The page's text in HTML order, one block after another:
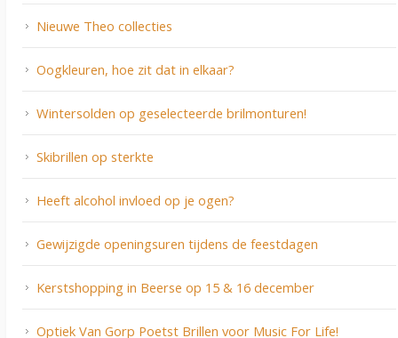
Nieuwe Theo collecties
Oogkleuren, hoe zit dat in elkaar?
Wintersolden op geselecteerde brilmonturen!
Skibrillen op sterkte
Heeft alcohol invloed op je ogen?
Gewijzigde openingsuren tijdens de feestdagen
Kerstshopping in Beerse op 15 & 16 december
Optiek Van Gorp Poetst Brillen voor Music For Life!